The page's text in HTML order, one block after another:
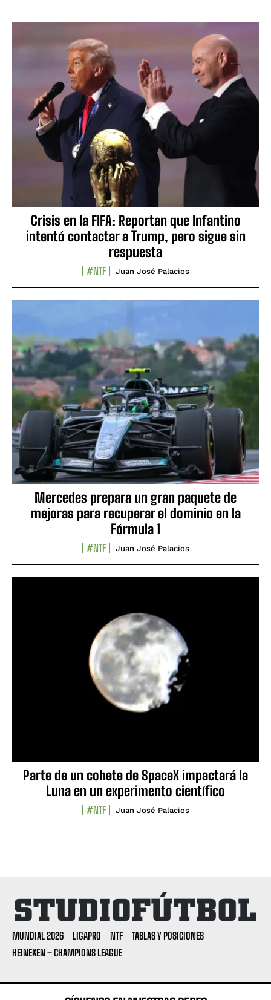
Crisis en la FIFA: Reportan que Infantino
intentó contactar a Trump, pero sigue sin
respuesta
#NTF Juan José Palacios
Mercedes prepara un gran paquete de
mejoras para recuperar el dominio en la
Fórmula 1
#NTF Juan José Palacios
Parte de un cohete de SpaceX impactará la
Luna en un experimento científico
#NTF Juan José Palacios
MUNDIAL 2026 LIGAPRO NTF
TABLAS Y POSICIONES
HEINEKEN – CHAMPIONS LEAGUE